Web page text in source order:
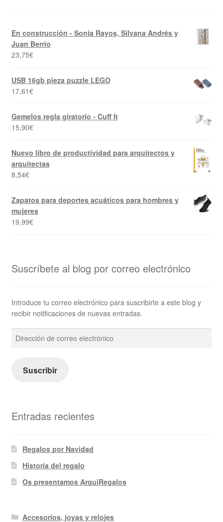
En construcción - Sonia Rayos, Silvana Andrés y
Juan Berrio
23,75€
USB 16gb pieza puzzle LEGO
17,61€
Gemelos regla giratorio - Cuff It
15,90€
Nuevo libro de productividad para arquitectos y
arquitectas
8,54€
Zapatos para deportes acuáticos para hombres y
mujeres
19,99€
Suscríbete al blog por correo electrónico
Introduce tu correo electrónico para suscribirte a este blog y
recibir notificaciones de nuevas entradas.
Dirección
de
electrónico
Suscribir
Entradas recientes
Regalos por Navidad
Historia del regalo
Os presentamos ArquiRegalos
Accesorios, joyas y relojes